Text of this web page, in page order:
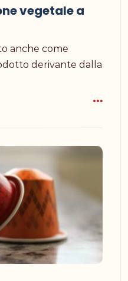
vegetale a
anche come
derivante dalla